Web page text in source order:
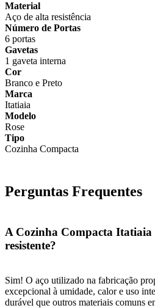
Material
Aço de alta resistência
Número de Portas
6 portas
Gavetas
1 gaveta interna
Cor
Branco e Preto
Marca
Itatiaia
Modelo
Rose
Tipo
Cozinha Compacta
Perguntas Frequentes
A Cozinha Compacta Itatiaia
resistente?
Sim! O aço utilizado na fabricação
excepcional à umidade, calor e uso
durável que outros materiais comuns